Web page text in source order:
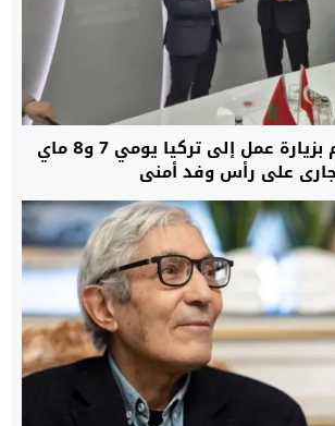
“حموشي” يقوم بزيارة عمل إلى تركيا يومي 7 و8 ماي
على رأس وفد أمني